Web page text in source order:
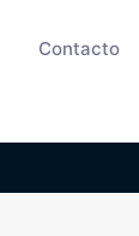
Contacto